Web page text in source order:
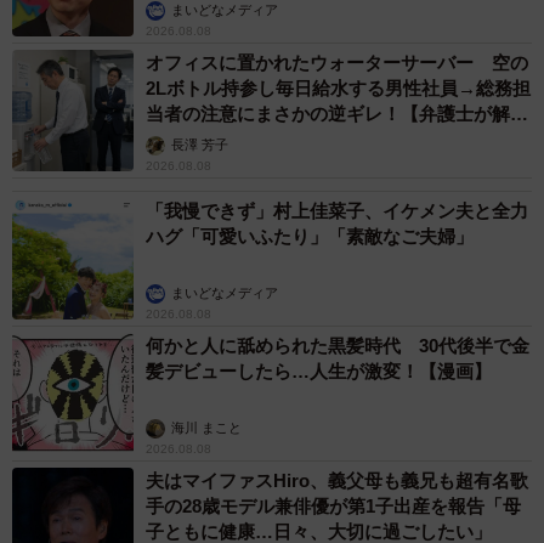
まいどなメディア
2026.08.08
オフィスに置かれたウォーターサーバー 空の
2Lボトル持参し毎日給水する男性社員→総務担
当者の注意にまさかの逆ギレ！【弁護士が解
説】長澤 芳子
2026.08.08
「我慢できず」村上佳菜子、イケメン夫と全力
ハグ「可愛いふたり」「素敵なご夫婦」
まいどなメディア
2026.08.08
何かと人に舐められた黒髪時代 30代後半で金
髪デビューしたら…人生が激変！【漫画】
海川 まこと
2026.08.08
夫はマイファスHiro、義父母も義兄も超有名歌
手の28歳モデル兼俳優が第1子出産を報告「母
子ともに健康…日々、大切に過ごしたい」